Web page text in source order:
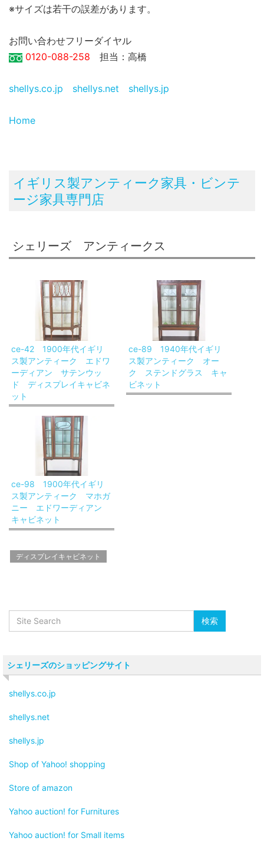
※サイズは若干の誤差があります。
お問い合わせフリーダイヤル
0120-088-258 担当：高橋
shellys.co.jp shellys.net shellys.jp
Home
イギリス製アンティーク家具・ビンテ
ージ家具専門店
シェリーズ アンティークス
ce-42 1900年代イギリ
ス製アンティーク エドワ
ーディアン サテンウッ
ド ディスプレイキャビネ
ット
ce-89 1940年代イギリ
ス製アンティーク オー
ク ステンドグラス キャ
ビネット
ce-98 1900年代イギリ
ス製アンティーク マホガ
ニー エドワーディアン
キャビネット
ディスプレイキャビネット
シェリーズのショッピングサイト
shellys.co.jp
shellys.net
shellys.jp
Shop of Yahoo! shopping
Store of amazon
Yahoo auction! for Furnitures
Yahoo auction! for Small items